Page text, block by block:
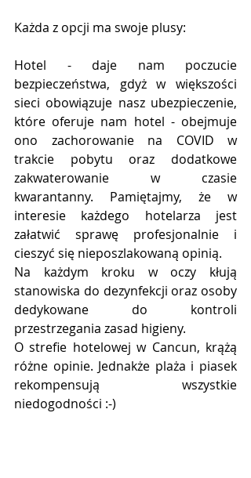
Każda z opcji ma swoje plusy:
Hotel - daje nam poczucie
bezpieczeństwa, gdyż w większości
sieci obowiązuje nasz ubezpieczenie,
które oferuje nam hotel - obejmuje
ono zachorowanie na COVID w
trakcie pobytu oraz dodatkowe
zakwaterowanie w czasie
kwarantanny. Pamiętajmy, że w
interesie każdego hotelarza jest
załatwić sprawę profesjonalnie i
cieszyć się nieposzlakowaną opinią.
Na każdym kroku w oczy kłują
stanowiska do dezynfekcji oraz osoby
dedykowane do kontroli
przestrzegania zasad higieny.
O strefie hotelowej w Cancun, krążą
różne opinie. Jednakże plaża i piasek
rekompensują wszystkie
niedogodności :-)